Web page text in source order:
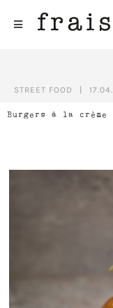
Burgers à la crème
STREET FOOD